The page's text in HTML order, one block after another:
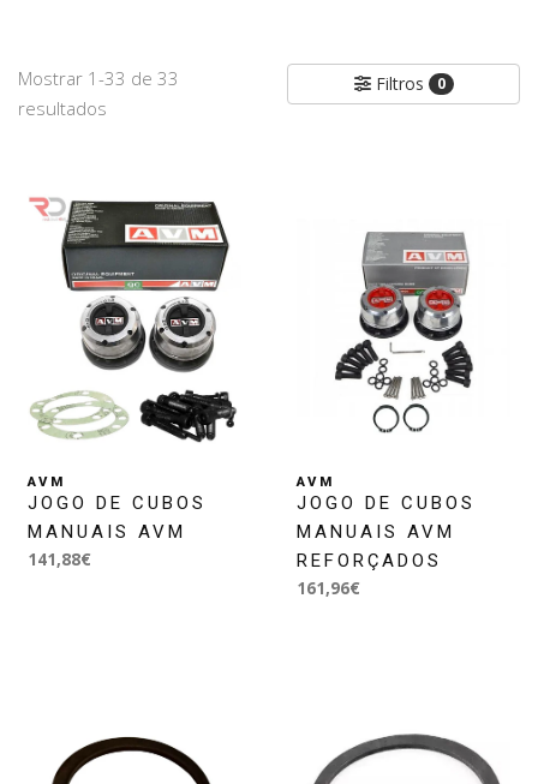
Mostrar 1-33 de 33
resultados
Filtros 0
AVM
JOGO DE CUBOS
MANUAIS AVM
141,88€
AVM
JOGO DE CUBOS
MANUAIS AVM
REFORÇADOS
161,96€